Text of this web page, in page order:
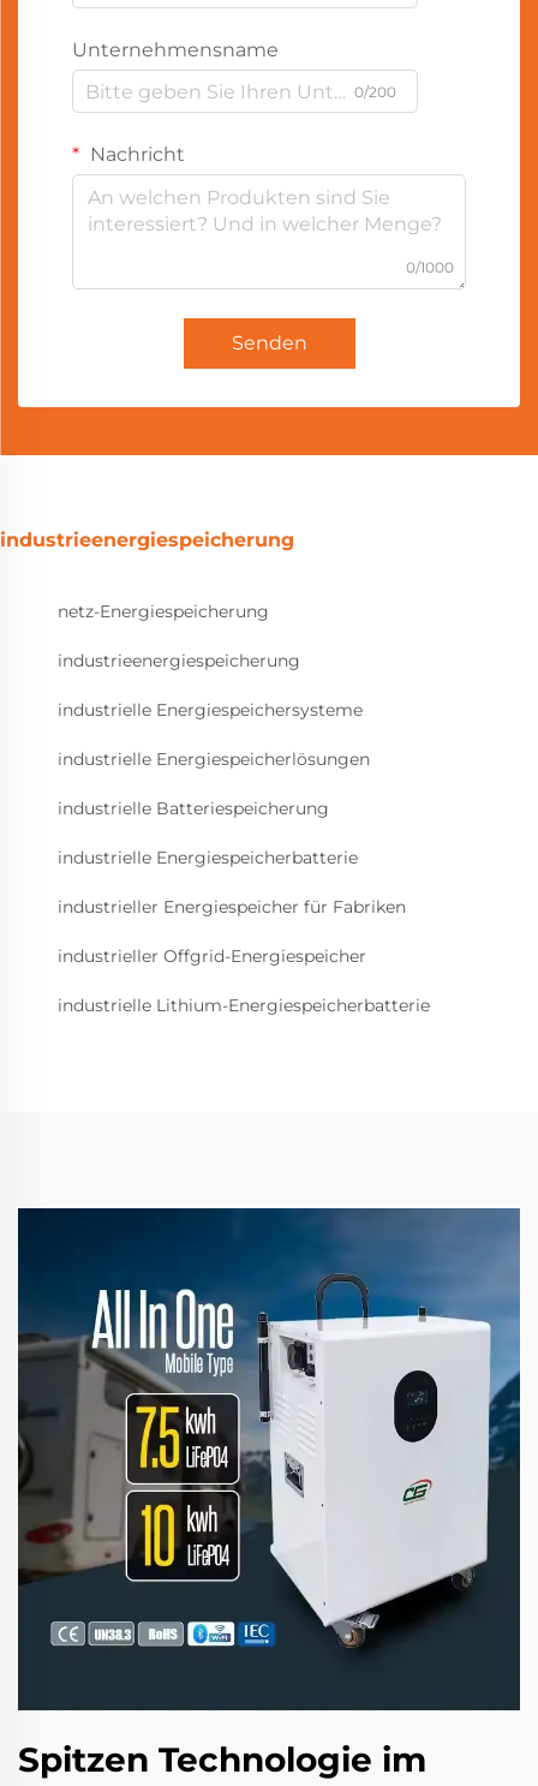
Unternehmensname
0/200
Nachricht
0/1000
Senden
industrieenergiespeicherung
netz-Energiespeicherung
industrieenergiespeicherung
industrielle Energiespeichersysteme
industrielle Energiespeicherlösungen
industrielle Batteriespeicherung
industrielle Energiespeicherbatterie
industrieller Energiespeicher für Fabriken
industrieller Offgrid-Energiespeicher
industrielle Lithium-Energiespeicherbatterie
Spitzen Technologie im